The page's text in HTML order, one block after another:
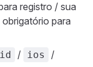
registro / sua
para
/ ios /